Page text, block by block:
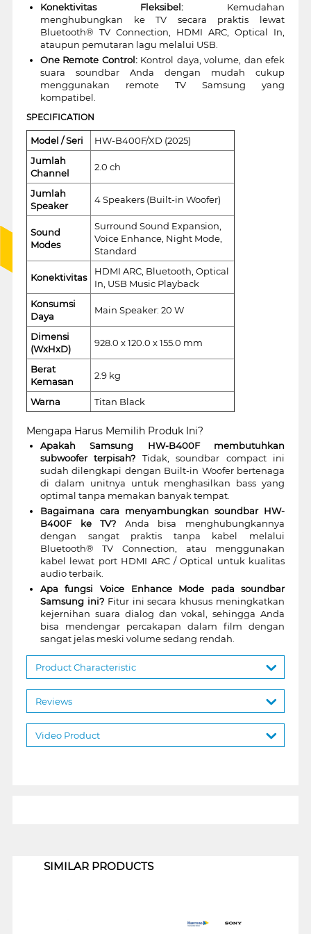
Konektivitas Fleksibel: Kemudahan
menghubungkan ke TV secara praktis lewat
Bluetooth® TV Connection, HDMI ARC, Optical In,
ataupun pemutaran lagu melalui USB.
One Remote Control:Kontrol daya, volume, dan efek
suara soundbar Anda dengan mudah cukup
menggunakan remote TV Samsung yang
kompatibel.
SPECIFICATION
Model / Seri
HW-B400F/XD (2025)
Jumlah
Channel
2.0 ch
Jumlah
Speaker
4 Speakers (Built-in Woofer)
Sound
Modes
Surround Sound Expansion,
Voice Enhance, Night Mode,
Standard
Konektivitas
HDMI ARC, Bluetooth, Optical
In, USB Music Playback
Konsumsi
Daya
Main Speaker: 20 W
Dimensi
(WxHxD)
928.0 x 120.0 x 155.0 mm
Berat
Kemasan
2.9 kg
Warna Titan Black
Mengapa Harus Memilih Produk Ini?
Apakah Samsung HW-B400F membutuhkan
subwoofer terpisah? Tidak, soundbar compact ini
sudah dilengkapi dengan Built-in Woofer bertenaga
di dalam unitnya untuk menghasilkan bass yang
optimal tanpa memakan banyak tempat.
Bagaimana cara menyambungkan soundbar HW-
B400F ke TV? Anda bisa menghubungkannya
dengan sangat praktis tanpa kabel melalui
Bluetooth® TV Connection, atau menggunakan
kabel lewat port HDMI ARC / Optical untuk kualitas
audio terbaik.
Apa fungsi Voice Enhance Mode pada soundbar
Samsung ini?Fitur ini secara khusus meningkatkan
kejernihan suara dialog dan vokal, sehingga Anda
bisa mendengar percakapan dalam film dengan
sangat jelas meski volume sedang rendah.
Product Characteristic
Reviews
Video Product
SIMILAR PRODUCTS